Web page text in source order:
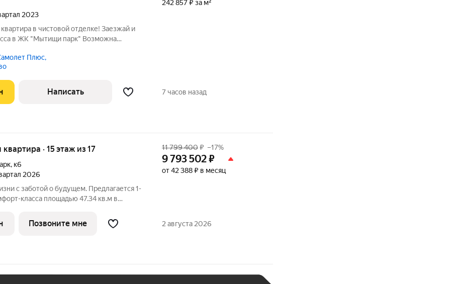
2023
в чистовой отделке! Заезжай и
в ЖК "Мытищи парк" Возможна
- на стенах обои под покраску -
Плюс,
242 857 ₽ за м²
Написать 7 часов назад
квартира · 15 этаж из 17
, к6
2026
с заботой о будущем. Предлагается 1-
класса площадью 47.34 кв.м в
может быть как с
11 799 400₽ –17%
9 793 502₽
от 42 388 ₽ в месяц
Позвоните мне 2 августа 2026